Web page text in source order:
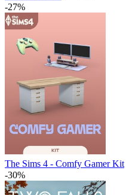
-27%
The Sims 4 - Comfy Gamer Kit
-30%